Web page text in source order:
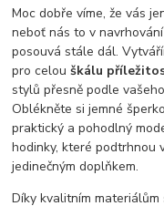
Moc dobře víme, že vás
neboť nás to v
posouvá stále dál.
pro celouškálu
stylů přesně podle
Oblékněte si jemné
praktický a pohodlný
hodinky, které podtrhnou
jedinečným doplňkem.
Díky kvalitním